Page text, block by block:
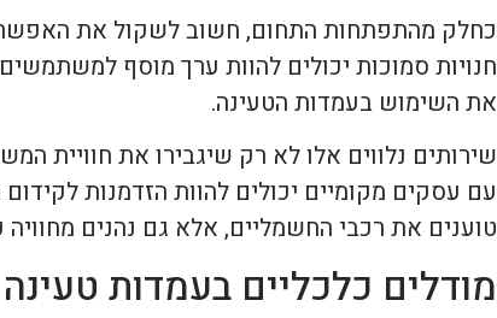
כחלק מהתפתחות התחום, חשוב לשקול את
חנויות סמוכות יכולים להוות ערך מוסף
את השימוש בעמדות הטעינה.
שירותים נלווים אלו לא רק שיגבירו את חוויית
עם עסקים מקומיים יכולים להוות הזדמנות
טוענים את רכבי החשמליים, אלא גם נהנים
מודלים כלכליים בעמדות טעינה